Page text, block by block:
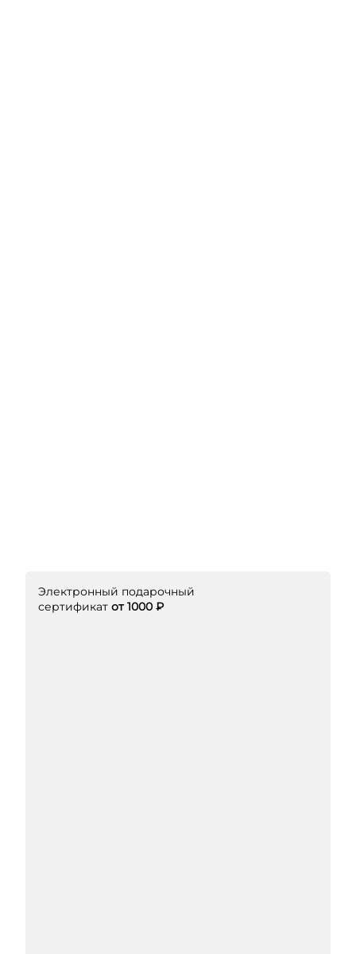
Электронный подарочный
сертификат от 1000 ₽